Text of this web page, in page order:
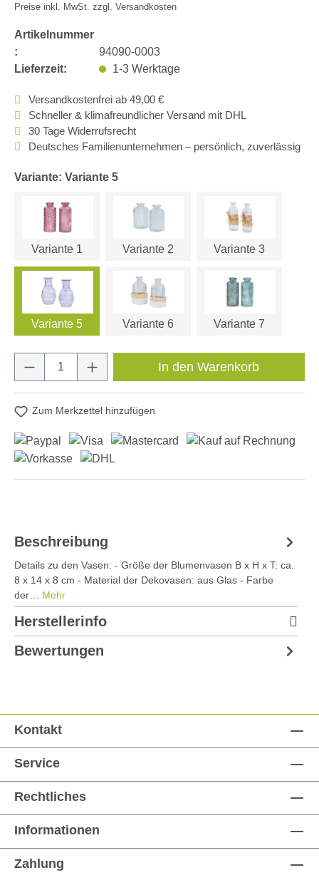
Preise inkl. MwSt. zzgl. Versandkosten
Artikelnummer
:
94090-0003
Lieferzeit:
1-3 Werktage
Versandkostenfrei ab 49,00 €
Schneller & klimafreundlicher Versand mit DHL
30 Tage Widerrufsrecht
Deutsches Familienunternehmen – persönlich, zuverlässig
Variante: Variante 5
Variante 1 Variante 2 Variante 3
Variante 5 Variante 6 Variante 7
Produkt Anzahl: Gib den gewünschten
In den Warenkorb
Zum Merkzettel hinzufügen
Beschreibung
Details zu den Vasen: - Größe der Blumenvasen B x H x T: ca.
8 x 14 x 8 cm - Material der Dekovasen: aus Glas - Farbe
der… Mehr
Herstellerinfo
Bewertungen
Kontakt
Service
Rechtliches
Informationen
Zahlung